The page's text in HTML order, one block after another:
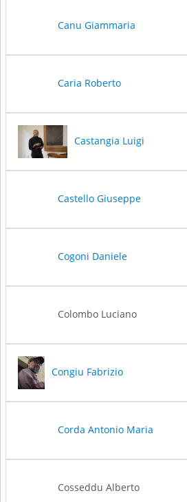
Canu Giammaria
Caria Roberto
Castangia Luigi
Castello Giuseppe
Cogoni Daniele
Colombo Luciano
Congiu Fabrizio
Corda Antonio Maria
Cosseddu Alberto